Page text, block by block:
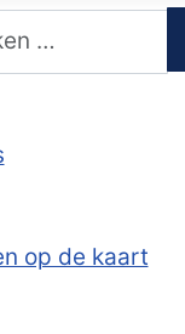
op de kaart